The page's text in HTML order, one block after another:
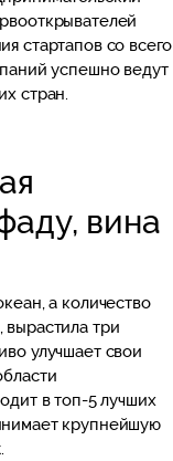
стартапов со всего
успешно ведут
стран.
вина
а количество
три
улучшает свои
в топ-5 лучших
крупнейшую